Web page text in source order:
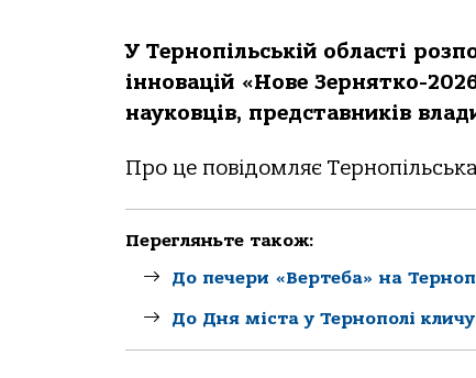
У Тернопільській області
інновацій «Нове Зернятко-
науковців, представників
Про це повідомляє
Перегляньте також:
До печери «Вертеба» на
До Дня міста у Тернополі